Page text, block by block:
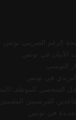
الرقم الضريبي تونس
في تونس
التونسي
في تونس
الشخصي للموظف/
الفرنسيين
في تونس